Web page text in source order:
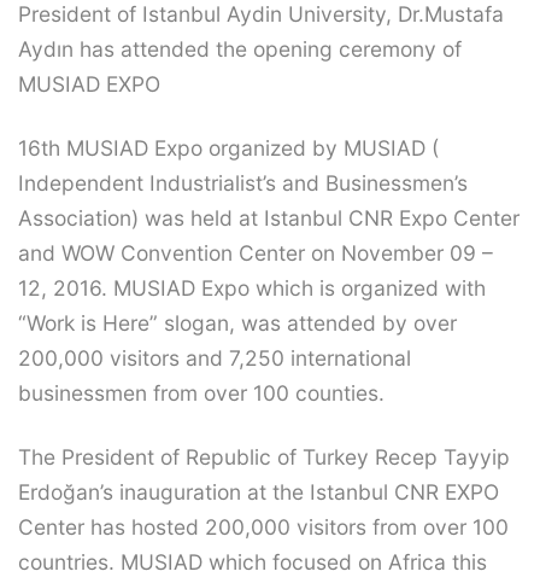
President of Istanbul Aydin University, Dr.Mustafa
Aydın has attended the opening ceremony of
MUSIAD EXPO
16th MUSIAD Expo organized by MUSIAD (
Independent Industrialist’s and Businessmen’s
Association) was held at Istanbul CNR Expo Center
and WOW Convention Center on November 09 –
12, 2016. MUSIAD Expo which is organized with
“Work is Here” slogan, was attended by over
200,000 visitors and 7,250 international
businessmen from over 100 counties.
The President of Republic of Turkey Recep Tayyip
Erdoğan’s inauguration at the Istanbul CNR EXPO
Center has hosted 200,000 visitors from over 100
countries. MUSIAD which focused on Africa this